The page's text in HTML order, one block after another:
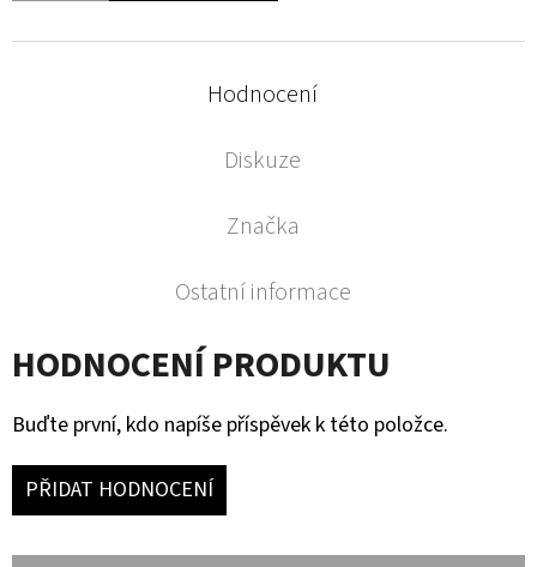
Hodnocení
Diskuze
Značka
Ostatní informace
HODNOCENÍ PRODUKTU
Buďte první, kdo napíše příspěvek k této položce.
PŘIDAT HODNOCENÍ